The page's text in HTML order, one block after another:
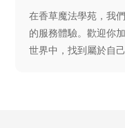
在香草魔法學苑，我
的服務體驗。歡迎你
世界中，找到屬於自己